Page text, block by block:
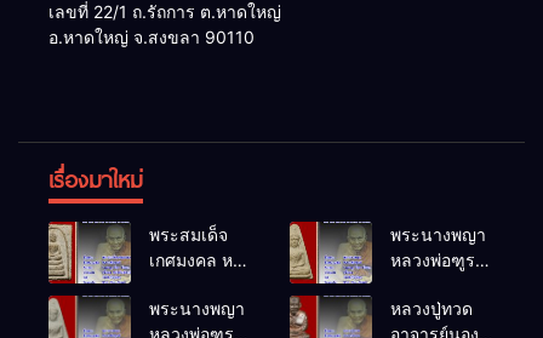
เลขที่ 22/1 ถ.รัถการ ต.หาดใหญ่
อ.หาดใหญ่ จ.สงขลา 90110
เรื่องมาใหม่
พระสมเด็จ
เกศมงคล หล
โพธิ์นิมิตร
พระนางพญา
หลวงพ่อฑูรย์
พ.ศ.2512
พระนางพญา
หลวงพ่อฑูรย์
หลวงปู่ทวด
อาจารย์นอง